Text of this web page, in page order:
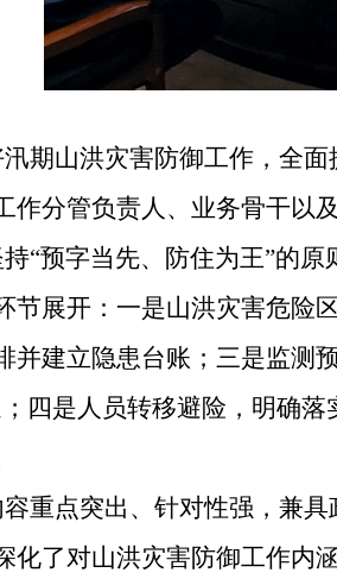
期山洪灾害防御工作，全
作分管负责人、业务骨干以
“预字当先、防住为王”的原
节展开：一是山洪灾害危险
并建立隐患台账；三是监测
四是人员转移避险，明确
重点突出、针对性强，兼
化了对山洪灾害防御工作内